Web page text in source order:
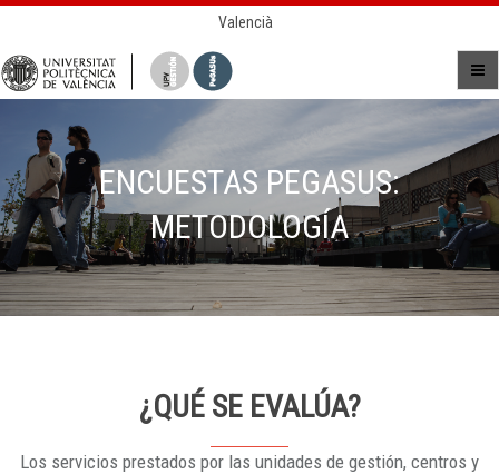
Valencià
ENCUESTAS PEGASUS:
METODOLOGÍA
¿QUÉ SE EVALÚA?
Los servicios prestados por las unidades de gestión, centros y